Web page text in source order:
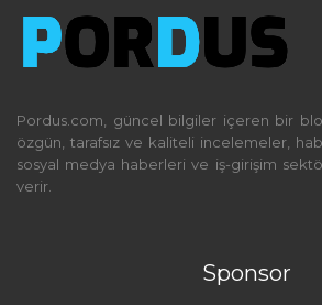
Pordus.com, güncel bilgiler içeren bir
özgün, tarafsız ve kaliteli incelemeler,
sosyal medya haberleri ve iş-girişim
verir.
Sponsor